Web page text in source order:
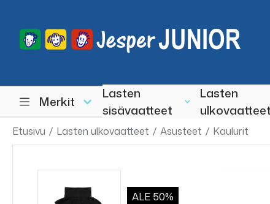
Merkit
Lasten
sisävaatteet
Lasten
ulkovaatteet
Etusivu / Lasten ulkovaatteet / Asusteet / Kaulurit
ALE 50%